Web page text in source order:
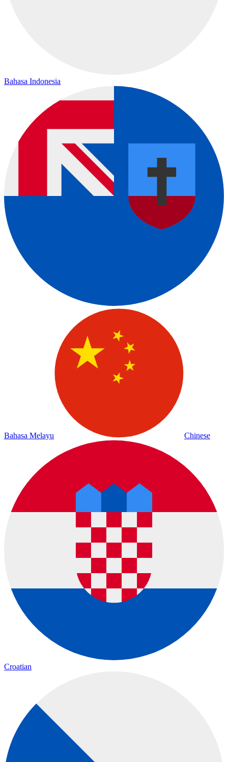
Bahasa Indonesia
Bahasa Melayu Chinese
Croatian